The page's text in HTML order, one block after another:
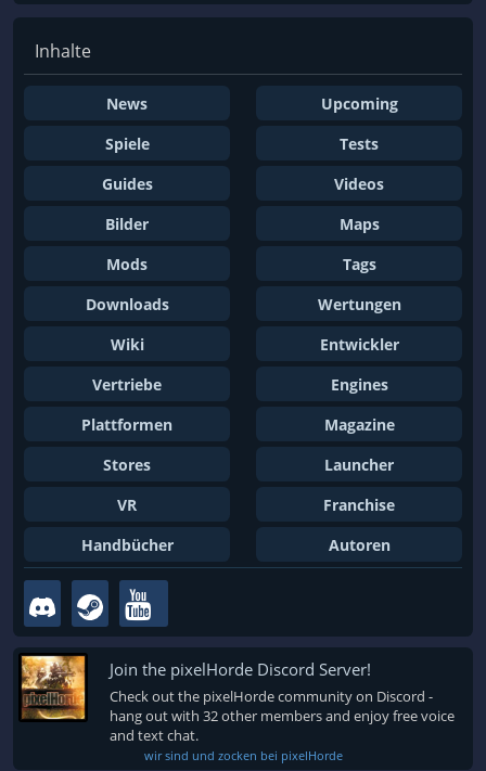
Inhalte
News
Upcoming
Spiele
Tests
Guides
Videos
Bilder
Maps
Mods
Tags
Downloads
Wertungen
Wiki
Entwickler
Vertriebe
Engines
Plattformen
Magazine
Stores
Launcher
VR
Franchise
Handbücher
Autoren
Join the pixelHorde Discord Server!
Check out the pixelHorde community on Discord -
hang out with 32 other members and enjoy free voice
and text chat.
wir sind und zocken bei pixelHorde